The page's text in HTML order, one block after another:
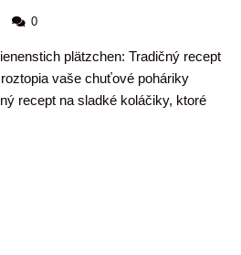
0
plätzchen: Tradičný recept
vaše chuťové poháriky
recept na sladké koláčiky, ktoré